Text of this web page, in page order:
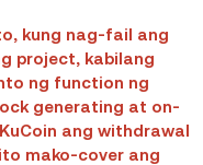
kung nag-fail ang
project, kabilang
ng function ng
generating at on-
ang withdrawal
mako-cover ang